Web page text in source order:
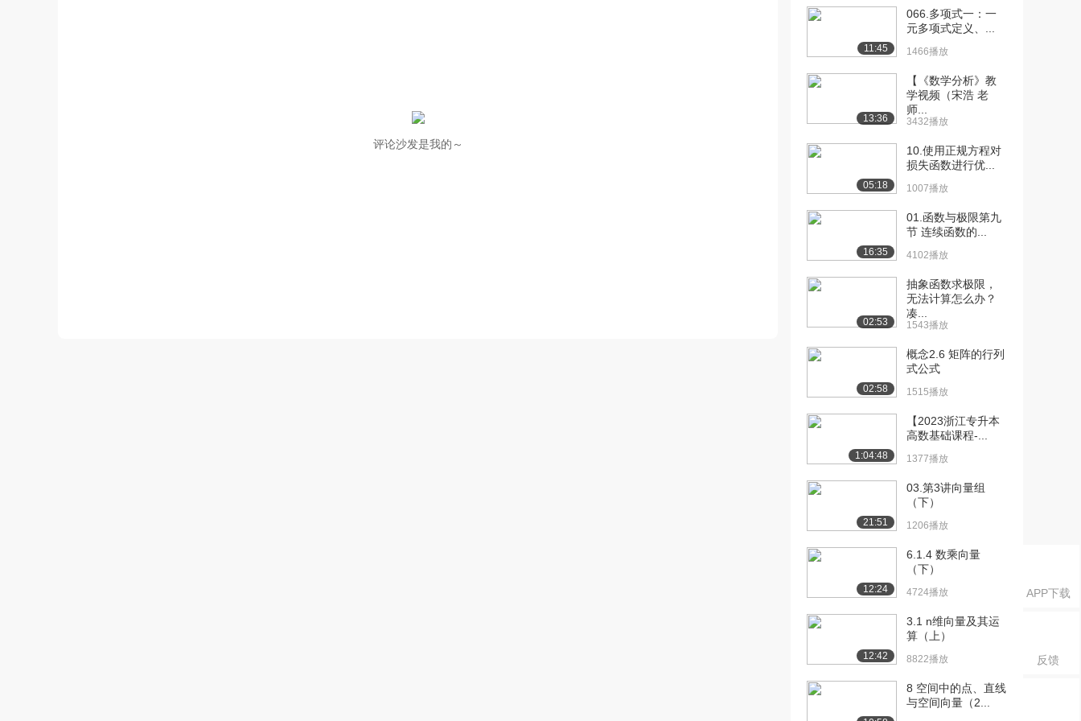
APP下载
反馈
评论沙发是我的～
1460播放
[12] 011 3-5 编码实现
1752播放
[13] 011 3-5 编码实现
962播放
[14] 012 3-6 数据分类
1064播放
[15] 013 3-7 异常值分析 03:41
1024播放
[17] 015 3-9 结构分析
[18] 016 3-10 分布分析
[19] 017 3-11 Satisfac...
1142播放
[20] 018 3-12 LastEval...
[21] 019 3-13 NumberPr...
[22] 020 3-14 AverageM...
[23] 021 3-15 TimeSpen...
827播放
[24] 022 3-16 WorkAcci...
[25] 023 3-17 Left的分析 00:24
11:45
066.多项式一：一
元多项式定义、...
1466播放
13:36
【《数学分析》教
学视频（宋浩 老
师...
3432播放
05:18
10.使用正规方程对
损失函数进行优...
1007播放
16:35
01.函数与极限第九
节 连续函数的...
4102播放
02:53
抽象函数求极限，
无法计算怎么办？
凑...
1543播放
02:58
概念2.6 矩阵的行列
式公式
1515播放
1:04:48
【2023浙江专升本
高数基础课程-...
1377播放
21:51
03.第3讲向量组
（下）
1206播放
12:24
6.1.4 数乘向量
（下）
4724播放
12:42
3.1 n维向量及其运
算（上）
8822播放
8 空间中的点、直线
与空间向量（2...